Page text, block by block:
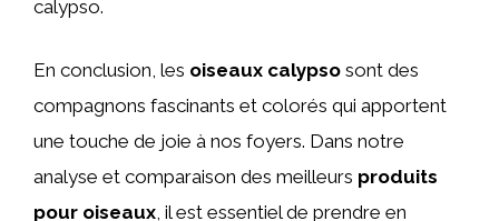
calypso.
En conclusion, les oiseaux calypso sont des
compagnons fascinants et colorés qui apportent
une touche de joie à nos foyers. Dans notre
analyse et comparaison des meilleurs produits
pour oiseaux, il est essentiel de prendre en